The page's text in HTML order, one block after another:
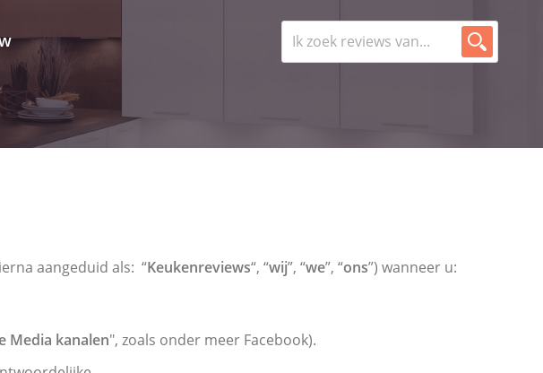
aangeduid als: “Keukenreviews“, “wij”, “we”, “ons”) wanneer u:
Media kanalen", zoals onder meer Facebook).